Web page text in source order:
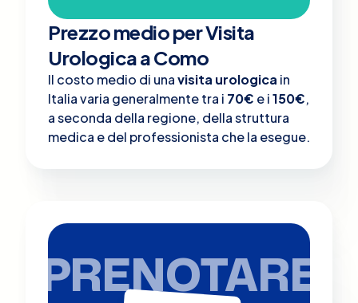
Prezzo medio per Visita
Urologica a Como
Il costo medio di unavisita urologica in
Italia varia generalmente tra i 70€ e i150€,
a seconda della regione, della struttura
medica e del professionista che la esegue.
PRENOTARE